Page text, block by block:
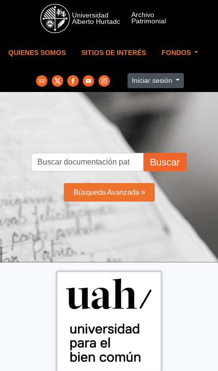
Skip to main content
QUIENES SOMOS SITIOS DE INTERÉS FONDOS
Iniciar sesión
Buscar
Búsqueda Avanzada »